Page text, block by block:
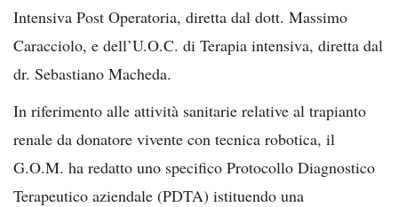
Intensiva Post Operatoria, diretta dal dott. Massimo
Caracciolo, e dell’U.O.C. di Terapia intensiva, diretta dal
dr. Sebastiano Macheda.
In riferimento alle attività sanitarie relative al trapianto
renale da donatore vivente con tecnica robotica, il
G.O.M. ha redatto uno specifico Protocollo Diagnostico
Terapeutico aziendale (PDTA) istituendo una